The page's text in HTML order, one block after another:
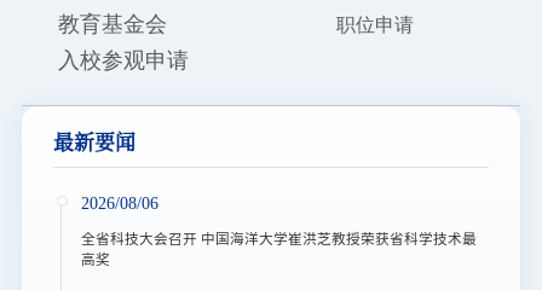
教育基金会 职位申请
入校参观申请
最新要闻
2026/08/06
全省科技大会召开 中国海洋大学崔洪芝教授荣获省科学技术最
高奖